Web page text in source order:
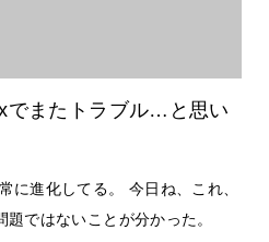
でまたトラブル…と思い
に進化してる。 今日ね、これ、
題ではないことが分かった。